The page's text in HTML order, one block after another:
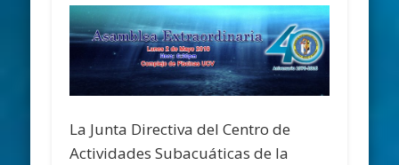
La Junta Directiva del Centro de
Actividades Subacuáticas de la